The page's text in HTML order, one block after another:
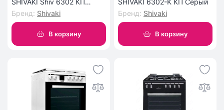
SHIVAKI Shiv 6302 КП
Белый
Бренд: Shivaki
В корзину
SHIVAKI 6302-K КП Серый
Бренд: Shivaki
В корзину